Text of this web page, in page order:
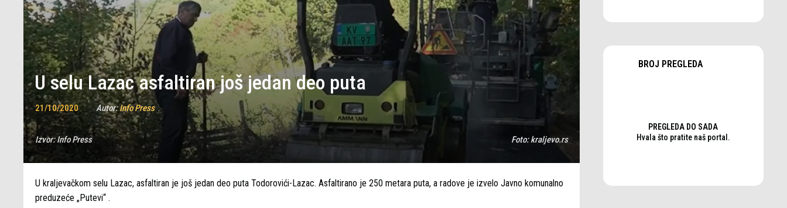
U selu Lazac asfaltiran još jedan deo puta
21/10/2020 Autor:Info Press
Izvor:Info Press Foto:kraljevo.rs
U kraljevačkom selu Lazac, asfaltiran je još jedan deo puta Todorovići-Lazac. Asfaltirano je 250 metara puta, a radove je izvelo Javno komunalno
preduzeće „Putevi“ .
BROJ PREGLEDA
PREGLEDA DO SADA
Hvala što pratite naš portal.